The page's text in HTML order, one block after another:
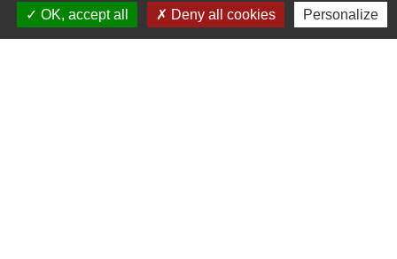
OK, accept all
Deny all cookies Personalize